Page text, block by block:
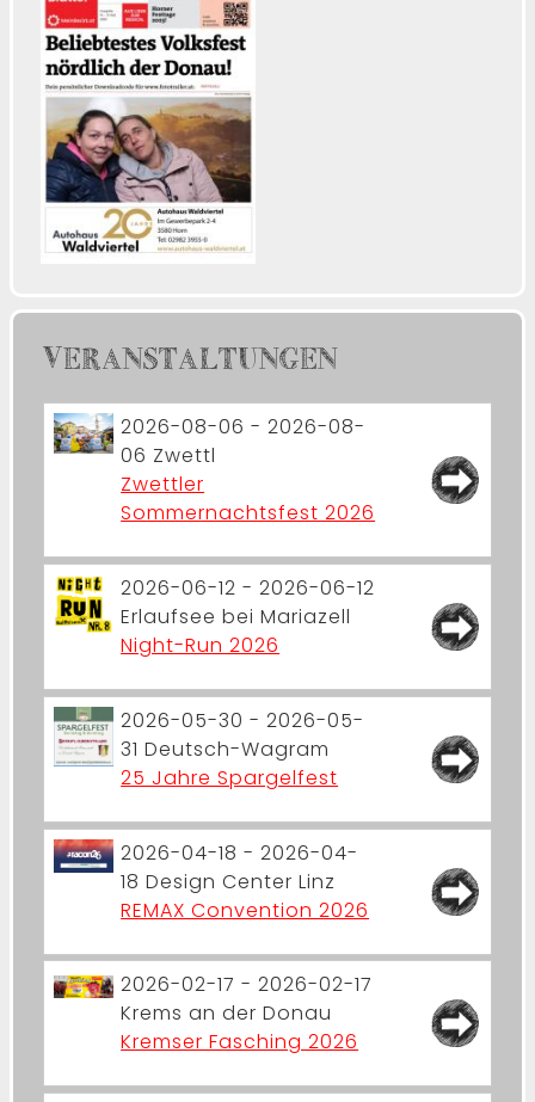
VERANSTALTUNGEN
2026-08-06 - 2026-08-
06 Zwettl
Zwettler
Sommernachtsfest 2026
2026-06-12 - 2026-06-12
Erlaufsee bei Mariazell
Night-Run 2026
2026-05-30 - 2026-05-
31 Deutsch-Wagram
25 Jahre Spargelfest
2026-04-18 - 2026-04-
18 Design Center Linz
REMAX Convention 2026
2026-02-17 - 2026-02-17
Krems an der Donau
Kremser Fasching 2026